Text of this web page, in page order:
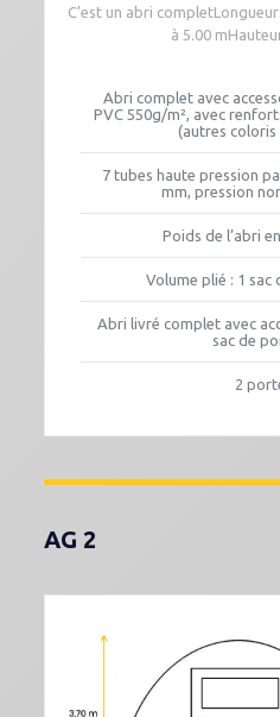
C’est un abri
à 5.00
Abri complet avec
PVC 550g/m², avec
(autres coloris
7 tubes haute pression
mm, pression
Poids de l’abri
Volume plié : 1 sac
Abri livré complet avec
sac de
2
AG 2